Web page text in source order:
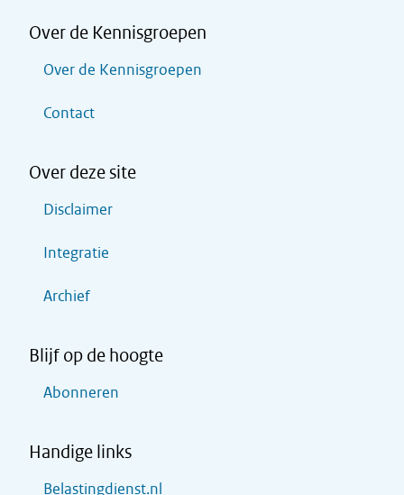
Over de Kennisgroepen
Over de Kennisgroepen
Contact
Over deze site
Disclaimer
Integratie
Archief
Blijf op de hoogte
Abonneren
Handige links
Belastingdienst.nl